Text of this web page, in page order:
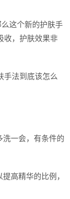
这个新的护肤手
收，护肤效果非
手法到底该怎么
洗一会，有条件的
高精华的比例，